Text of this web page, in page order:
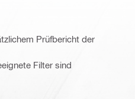
Prüfbericht der
Filter sind